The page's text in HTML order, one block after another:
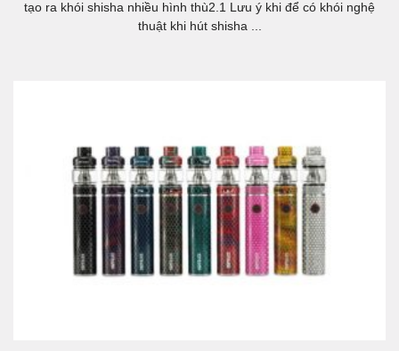
-Là một nhà cung cấp, các hộp 500 gram, lọ 100 và
250 gram là bán chạy nhất.,rất phù hợp cho khách
hàng đã dùng thử nhiều hương vị. Những người hút
shisha có kinh nghiệm sẽ mua hương vị yêu thích của
họ trong các lọ 100 hoặc 250 gram.
tạo ra khói shisha nhiều hình thù2.1 Lưu ý khi để có khói nghệ
thuật khi hút shisha ...